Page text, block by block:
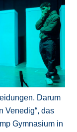
Darum
Venedig“, das
Gymnasium in